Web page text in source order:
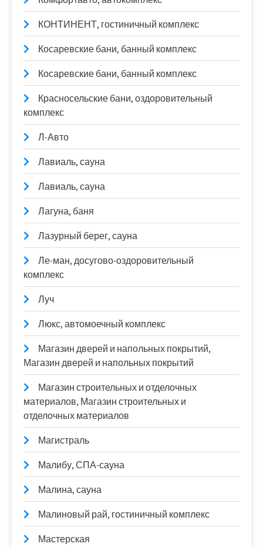
КОНТИНЕНТ, гостиничный комплекс
Косаревские бани, банный комплекс
Косаревские бани, банный комплекс
Красносельские бани, оздоровительный
комплекс
Л-Авто
Лавиаль, сауна
Лавиаль, сауна
Лагуна, баня
Лазурный берег, сауна
Ле-ман, досугово-оздоровительный
комплекс
Луч
Люкс, автомоечный комплекс
Магазин дверей и напольных покрытий,
Магазин дверей и напольных покрытий
Магазин строительных и отделочных
материалов, Магазин строительных и
отделочных материалов
Магистраль
Малибу, СПА-сауна
Малина, сауна
Малиновый рай, гостиничный комплекс
Мастерская